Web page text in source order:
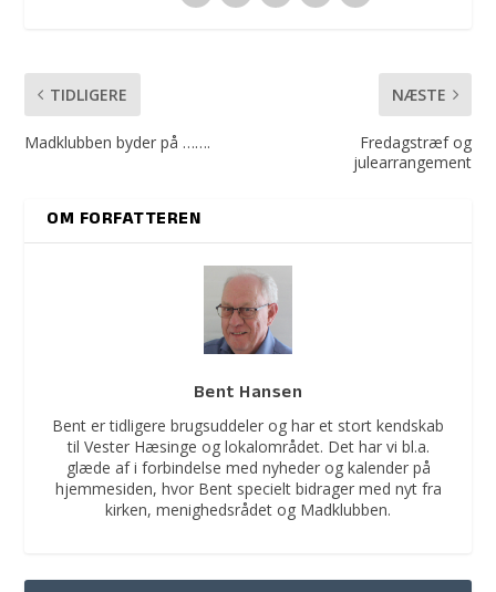
TIDLIGERE
Madklubben byder på …….
NÆSTE
Fredagstræf og
julearrangement
OM FORFATTEREN
Bent Hansen
Bent er tidligere brugsuddeler og har et stort kendskab
til Vester Hæsinge og lokalområdet. Det har vi bl.a.
glæde af i forbindelse med nyheder og kalender på
hjemmesiden, hvor Bent specielt bidrager med nyt fra
kirken, menighedsrådet og Madklubben.